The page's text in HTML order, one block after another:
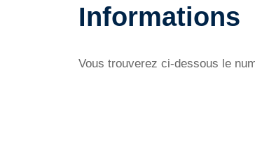
Informations
Vous trouverez ci-dessous le